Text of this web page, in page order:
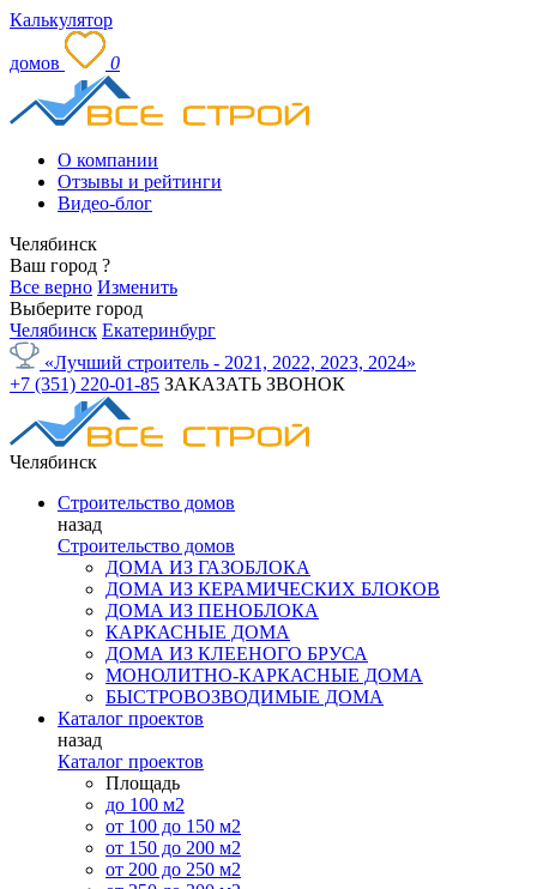
Калькулятор
домов 0
О компании
Отзывы и рейтинги
Видео-блог
Челябинск
Ваш город ?
Все верно Изменить
Выберите город
Челябинск Екатеринбург
«Лучший строитель - 2021, 2022, 2023, 2024»
+7 (351) 220-01-85 ЗАКАЗАТЬ ЗВОНОК
Челябинск
Строительство домов
назад
Строительство домов
ДОМА ИЗ ГАЗОБЛОКА
ДОМА ИЗ КЕРАМИЧЕСКИХ БЛОКОВ
ДОМА ИЗ ПЕНОБЛОКА
КАРКАСНЫЕ ДОМА
ДОМА ИЗ КЛЕЕНОГО БРУСА
МОНОЛИТНО-КАРКАСНЫЕ ДОМА
БЫСТРОВОЗВОДИМЫЕ ДОМА
Каталог проектов
назад
Каталог проектов
Площадь
до 100 м2
от 100 до 150 м2
от 150 до 200 м2
от 200 до 250 м2